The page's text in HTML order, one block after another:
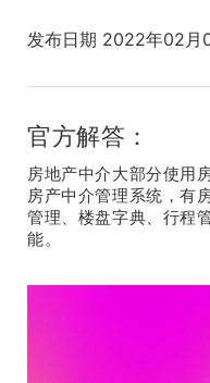
发布日期 2022年02月
官方解答：
房地产中介大部分使用
房产中介管理系统，有
管理、楼盘字典、行程
能。